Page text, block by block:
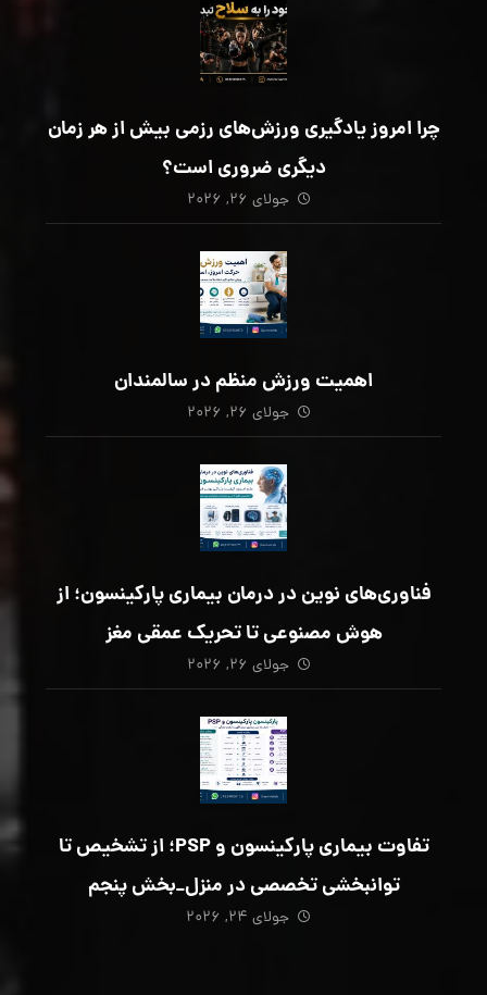
چرا امروز یادگیری ورزش‌های رزمی بیش از هر زمان
دیگری ضروری است؟
جولای ۲۶, ۲۰۲۶
اهمیت ورزش منظم در سالمندان
جولای ۲۶, ۲۰۲۶
فناوری‌های نوین در درمان بیماری پارکینسون؛ از
هوش مصنوعی تا تحریک عمقی مغز
جولای ۲۶, ۲۰۲۶
تفاوت بیماری پارکینسون و PSP؛ از تشخیص تا
توانبخشی تخصصی در منزل_بخش پنجم
جولای ۲۴, ۲۰۲۶